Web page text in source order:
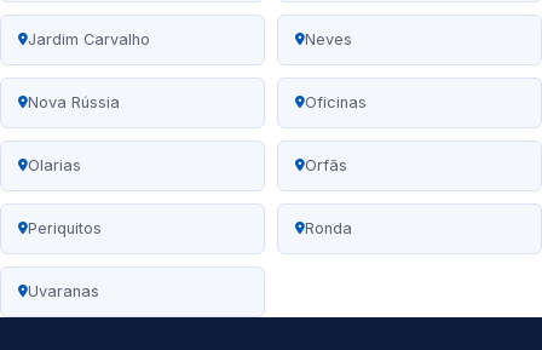
Jardim Carvalho Neves
Nova Rússia Oficinas
Olarias Orfãs
Periquitos Ronda
Uvaranas